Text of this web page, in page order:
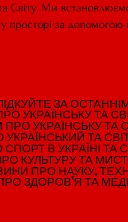
Світу. Ми
просторі за допомогою
ЗА
УКРАЇНСЬКУ ТА
УКРАЇНСЬКУ ТА
ТА
В УКРАЇНІ ТА
КУЛЬТУРУ ТА
ПРО НАУКУ,
ЗДОРОВ'Я ТА
ЗА
УКРАЇНСЬКУ ТА
УКРАЇНСЬКУ ТА
ТА
В УКРАЇНІ ТА
КУЛЬТУРУ ТА
ПРО НАУКУ,
ЗДОРОВ'Я ТА